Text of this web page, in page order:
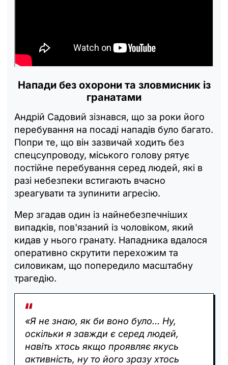
Напади без охорони та зловмисник із
гранатами
Андрій Садовий зізнався, що за роки його
перебування на посаді нападів було багато.
Попри те, що він зазвичай ходить без
спецсупроводу, міського голову рятує
постійне перебування серед людей, які в
разі небезпеки встигають вчасно
зреагувати та зупинити агресію.
Мер згадав один із найнебезпечніших
випадків, пов'язаний із чоловіком, який
кидав у нього гранату. Нападника вдалося
оперативно скрутити перехожим та
силовикам, що попередило масштабну
трагедію.
«Я не знаю, як би воно було... Ну,
оскільки я завжди є серед людей,
навіть хтось якщо проявляє якусь
активність, ну то його зразу хтось